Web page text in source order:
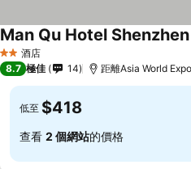
2 星級酒店
Man Qu Hotel Shenzhen
8.7 極佳 14 距離Asia World
低至 $418
查看 2 個網站的價格